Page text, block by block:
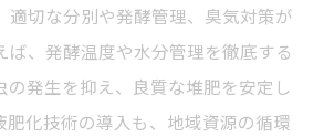
適切な分別や発酵管理、臭気対策が
ば、発酵温度や水分管理を徹底する
の発生を抑え、良質な堆肥を安定し
肥化技術の導入も、地域資源の循環